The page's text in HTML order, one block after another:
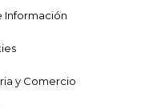
Información
y Comercio